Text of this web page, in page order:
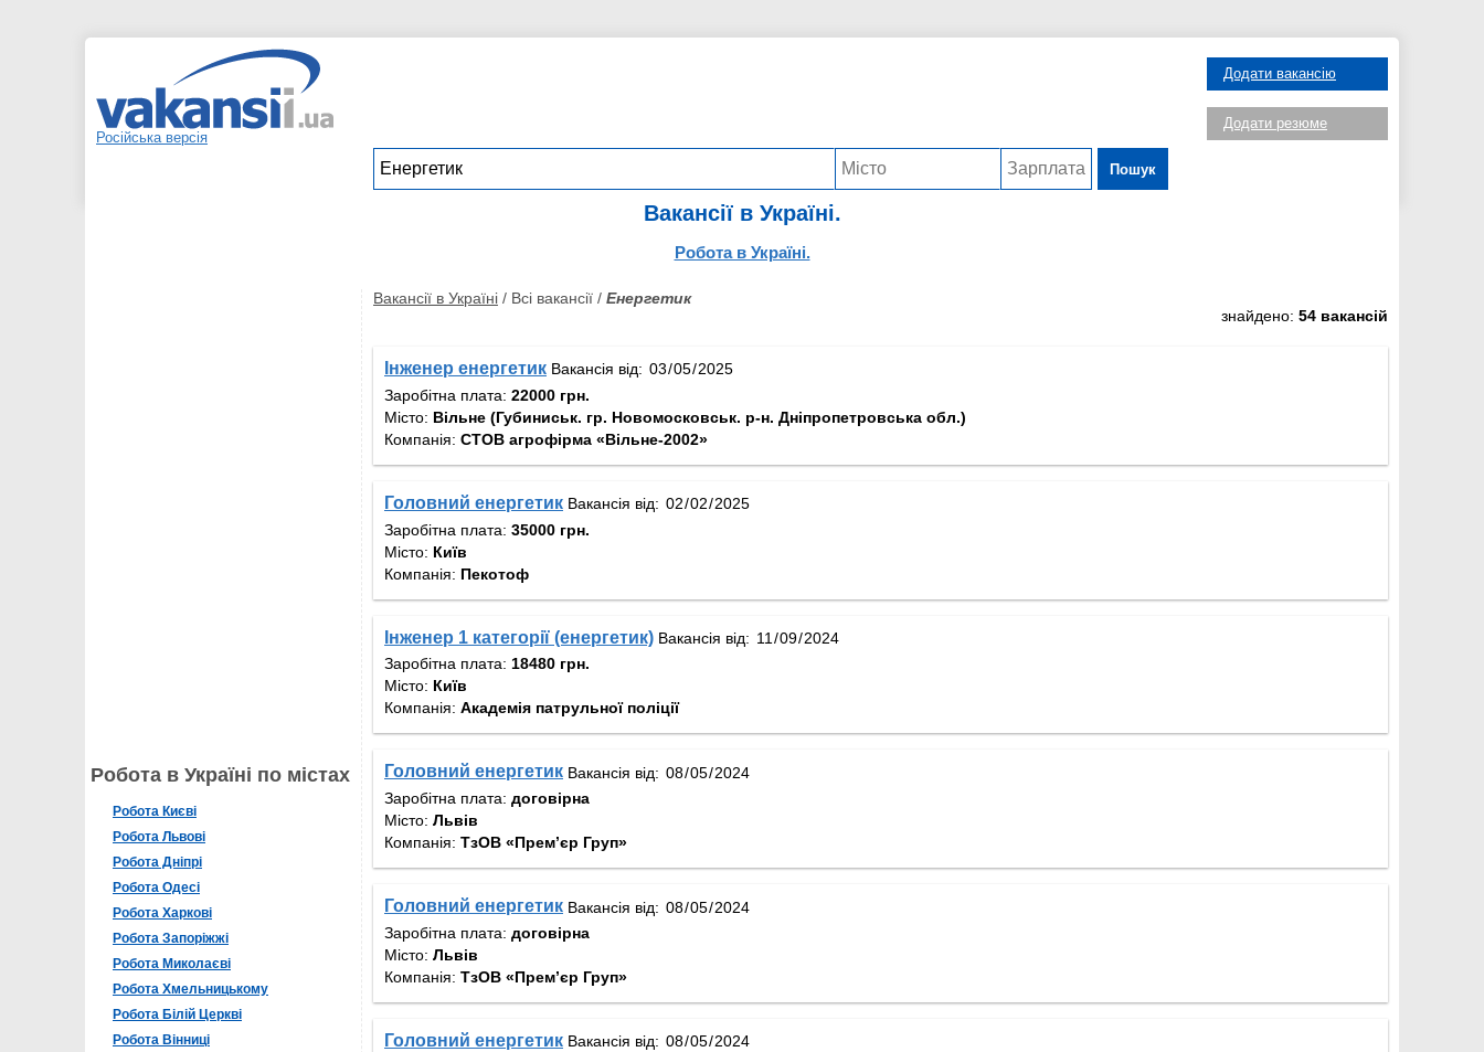
Російська версія
Пошук
Додати вакансію
Додати резюме
Вакансії в Україні.
Робота в Україні.
Робота в Україні по містах
Робота Києві
Робота Львові
Робота Дніпрі
Робота Одесі
Робота Харкові
Робота Запоріжжі
Робота Миколаєві
Робота Хмельницькому
Робота Білій Церкві
Робота Вінниці
Вакансії в Україні / Всі вакансії / Енергетик
знайдено: 54 вакансій
Інженер енергетик Вакансія від:
Заробітна плата: 22000 грн.
Місто: Вільне (Губиниськ. гр. Новомосковськ. р-н. Дніпропетровська обл.)
Компанія: СТОВ агрофірма «Вільне-2002»
Головний енергетик Вакансія від:
Заробітна плата: 35000 грн.
Місто: Київ
Компанія: Пекотоф
Інженер 1 категорії (енергетик) Вакансія від:
Заробітна плата: 18480 грн.
Місто: Київ
Компанія: Академія патрульної поліції
Головний енергетик Вакансія від:
Заробітна плата: договірна
Місто: Львів
Компанія: ТзОВ «Прем’єр Груп»
Головний енергетик Вакансія від:
Заробітна плата: договірна
Місто: Львів
Компанія: ТзОВ «Прем’єр Груп»
Головний енергетик Вакансія від: